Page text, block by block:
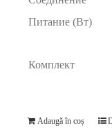
Питание (Вт)
Комплект
Adaugă în coș